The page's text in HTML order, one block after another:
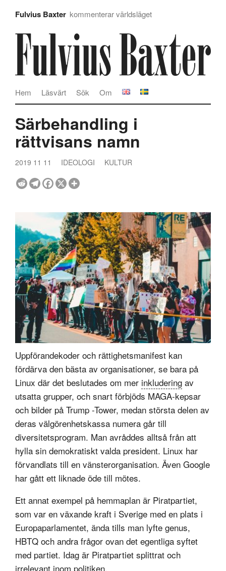
Fulvius Baxter kommenterar världsläget
Om
Sök
Läsvärt
Hem
Särbehandling i
rättvisans namn
2019 11 11 IDEOLOGI KULTUR
Uppförandekoder och rättighetsmanifest kan
fördärva den bästa av organisationer, se bara på
Linux där det beslutades om mer inkludering av
utsatta grupper, och snart förbjöds MAGA-kepsar
och bilder på Trump -Tower, medan största delen av
deras välgörenhetskassa numera går till
diversitetsprogram. Man avråddes alltså från att
hylla sin demokratiskt valda president. Linux har
förvandlats till en vänsterorganisation. Även Google
har gått ett liknade öde till mötes.
Ett annat exempel på hemmaplan är Piratpartiet,
som var en växande kraft i Sverige med en plats i
Europaparlamentet, ända tills man lyfte genus,
HBTQ och andra frågor ovan det egentliga syftet
med partiet. Idag är Piratpartiet splittrat och
irrelevant inom politiken.